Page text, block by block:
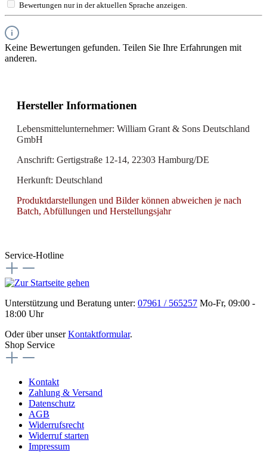
Bewertungen nur in der aktuellen Sprache anzeigen.
Keine Bewertungen gefunden. Teilen Sie Ihre Erfahrungen mit
anderen.
Hersteller Informationen
Lebensmittelunternehmer: William Grant & Sons Deutschland
GmbH
Anschrift: Gertigstraße 12-14, 22303 Hamburg/DE
Herkunft: Deutschland
Produktdarstellungen und Bilder können abweichen je nach
Batch, Abfüllungen und Herstellungsjahr
Service-Hotline
Unterstützung und Beratung unter: 07961 / 565257 Mo-Fr, 09:00 -
18:00 Uhr
Oder über unserKontaktformular.
Shop Service
Kontakt
Zahlung & Versand
Datenschutz
AGB
Widerrufsrecht
Widerruf starten
Impressum